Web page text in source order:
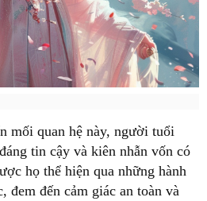
mối quan hệ này, người tuổi
tin cậy và kiên nhẫn vốn có
họ thể hiện qua những hành
đem đến cảm giác an toàn và